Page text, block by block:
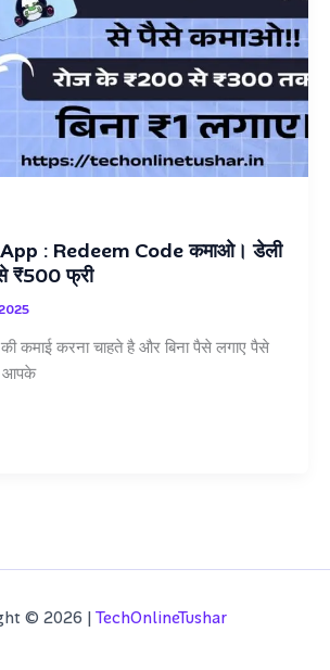
: Redeem Code कमाओ। डेली
₹500 फ्री
की कमाई करना चाहते है और बिना पैसे लगाए पैसे
आपके
© 2026 | TechOnlineTushar